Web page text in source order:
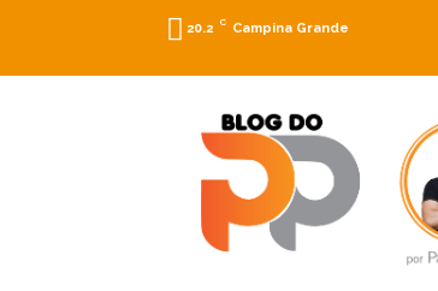
20.2 C Campina Grande